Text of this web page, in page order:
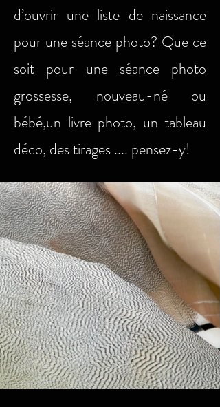
d’ouvrir une liste de naissance
pour une séance photo? Que ce
soit pour une séance photo
grossesse, nouveau-né ou
bébé,un livre photo, un tableau
déco, des tirages .... pensez-y!